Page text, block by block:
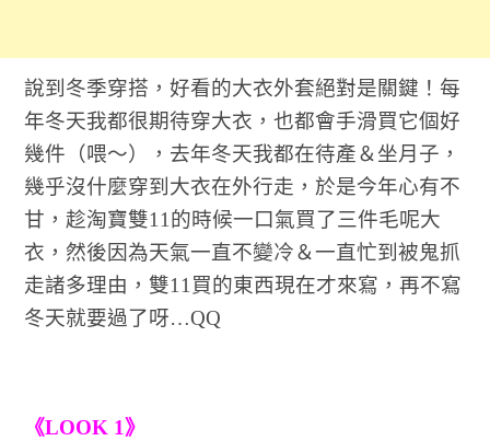
說到冬季穿搭，好看的大衣外套絕對是關鍵！每
年冬天我都很期待穿大衣，也都會手滑買它個好
幾件（喂～），去年冬天我都在待產＆坐月子，
幾乎沒什麼穿到大衣在外行走，於是今年心有不
甘，趁淘寶雙11的時候一口氣買了三件毛呢大
衣，然後因為天氣一直不變冷＆一直忙到被鬼抓
走諸多理由，雙11買的東西現在才來寫，再不寫
冬天就要過了呀…QQ
《LOOK 1》